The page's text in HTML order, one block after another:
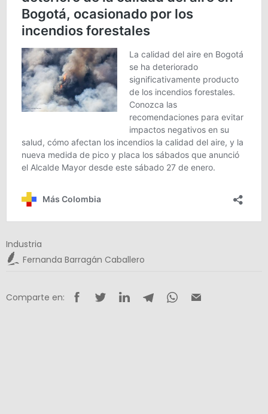
Industria
Fernanda Barragán Caballero
Comparte en: